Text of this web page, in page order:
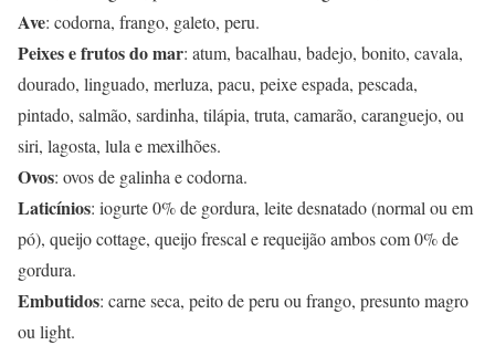
Ave: codorna, frango, galeto, peru.
Peixes e frutos do mar: atum, bacalhau, badejo, bonito, cavala,
dourado, linguado, merluza, pacu, peixe espada, pescada,
pintado, salmão, sardinha, tilápia, truta, camarão, caranguejo, ou
siri, lagosta, lula e mexilhões.
Ovos: ovos de galinha e codorna.
Laticínios: iogurte 0% de gordura, leite desnatado (normal ou em
pó), queijo cottage, queijo frescal e requeijão ambos com 0% de
gordura.
Embutidos: carne seca, peito de peru ou frango, presunto magro
ou light.